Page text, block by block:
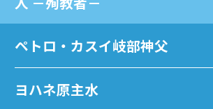
ペトロ・カスイ岐部神父
ヨハネ原主水